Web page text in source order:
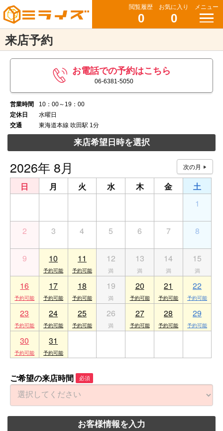
閲覧履歴
0
お気に入り
0
メニュー
来店予約
お電話での予約はこちら
06-6381-5050
営業時間
10：00～19：00
定休日
水曜日
交通
東海道本線 吹田駅 1分
来店希望日時を選択
2026年 8月
日 月 火 水 木 金
土
1
2 3 4 5 6 7 8
9 10 11 12 13 14 15
16 17 18 19 20 21 22
23 24 25 26 27 28 29
30 31
ご希望の来店時間 必須
お客様情報を入力